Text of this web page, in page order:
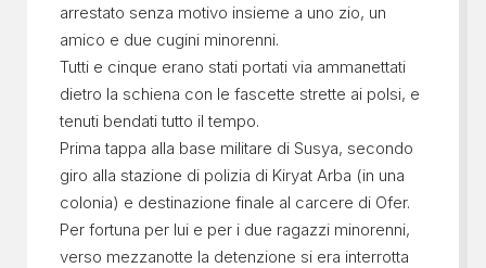
arrestato senza motivo insieme a uno zio, un
amico e due cugini minorenni.
Tutti e cinque erano stati portati via ammanettati
dietro la schiena con le fascette strette ai polsi, e
tenuti bendati tutto il tempo.
Prima tappa alla base militare di Susya, secondo
giro alla stazione di polizia di Kiryat Arba (in una
colonia) e destinazione finale al carcere di Ofer.
Per fortuna per lui e per i due ragazzi minorenni,
verso mezzanotte la detenzione si era interrotta